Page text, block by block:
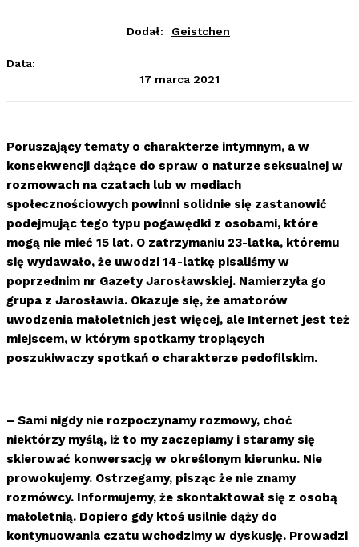
Dodał: Geistchen
Data:
17 marca 2021
Poruszający tematy o charakterze intymnym, a w
konsekwencji dążące do spraw o naturze seksualnej w
rozmowach na czatach lub w mediach
społecznościowych powinni solidnie się zastanowić
podejmując tego typu pogawędki z osobami, które
mogą nie mieć 15 lat. O zatrzymaniu 23-latka, któremu
się wydawało, że uwodzi 14-latkę pisaliśmy w
poprzednim nr Gazety Jarosławskiej. Namierzyła go
grupa z Jarosławia. Okazuje się, że amatorów
uwodzenia małoletnich jest więcej, ale Internet jest też
miejscem, w którym spotkamy tropiących
poszukiwaczy spotkań o charakterze pedofilskim.
– Sami nigdy nie rozpoczynamy rozmowy, choć
niektórzy myślą, iż to my zaczepiamy i staramy się
skierować konwersację w określonym kierunku. Nie
prowokujemy. Ostrzegamy, pisząc że nie znamy
rozmówcy. Informujemy, że skontaktował się z osobą
małoletnią. Dopiero gdy ktoś usilnie dąży do
kontynuowania czatu wchodzimy w dyskusję. Prowadzi